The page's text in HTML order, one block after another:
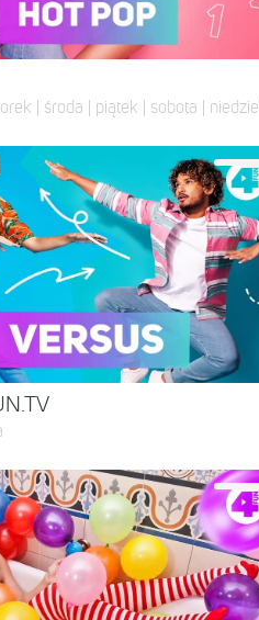
| środa | piątek | sobota |